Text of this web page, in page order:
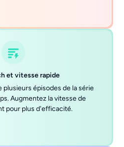
et vitesse rapide
plusieurs épisodes de la série
Augmentez la vitesse de
pour plus d'efficacité.